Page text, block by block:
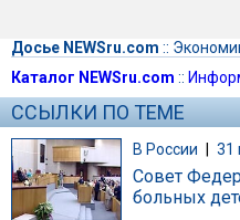
Досье NEWSru.com ::
Каталог NEWSru.com ::
ССЫЛКИ ПО ТЕМЕ
В России | 31
Совет
больных